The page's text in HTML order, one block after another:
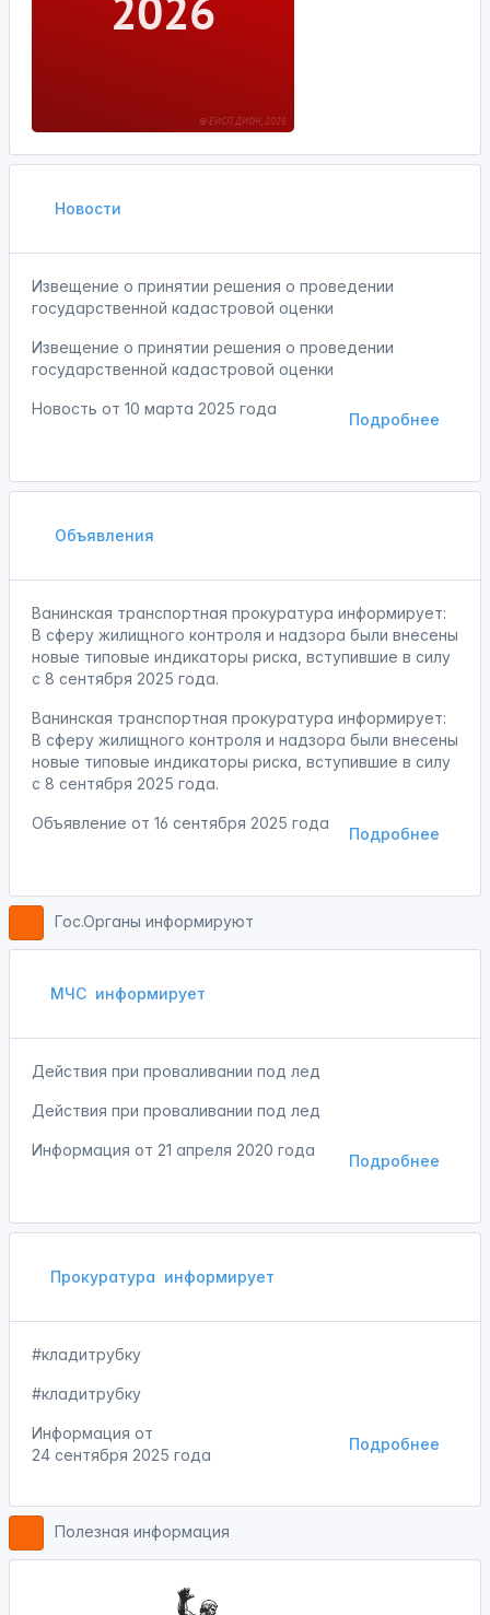
Новости
Извещение о принятии решения о проведении
государственной кадастровой оценки
Извещение о принятии решения о проведении
государственной кадастровой оценки
Подробнее
Новость от 10 марта 2025 года
Объявления
Ванинская транспортная прокуратура информирует:
В сферу жилищного контроля и надзора были внесены
новые типовые индикаторы риска, вступившие в силу
с 8 сентября 2025 года.
Ванинская транспортная прокуратура информирует:
В сферу жилищного контроля и надзора были внесены
новые типовые индикаторы риска, вступившие в силу
с 8 сентября 2025 года.
Подробнее
Объявление от 16 сентября 2025 года
Гос.Органы информируют
МЧС информирует
Действия при проваливании под лед
Действия при проваливании под лед
Подробнее
Информация от 21 апреля 2020 года
Прокуратура информирует
#кладитрубку
#кладитрубку
Подробнее
Информация от
24 сентября 2025 года
Полезная информация